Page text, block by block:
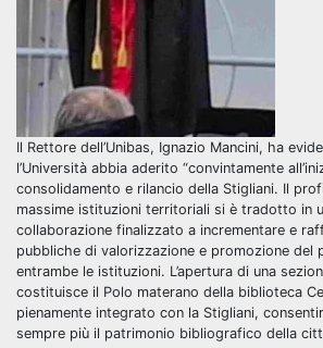
Il Rettore dell’Unibas, Ignazio Mancini, ha
l’Università abbia aderito “convintamente
consolidamento e rilancio della Stigliani. Il
massime istituzioni territoriali si è tradotto in
collaborazione finalizzato a incrementare e
pubbliche di valorizzazione e promozione del
entrambe le istituzioni. L’apertura di una
costituisce il Polo materano della biblioteca
pienamente integrato con la Stigliani,
sempre più il patrimonio bibliografico della